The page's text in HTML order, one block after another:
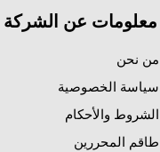
معلومات عن الشركة
من نحن
سياسة الخصوصية
الشروط والأحكام
طاقم المحررين